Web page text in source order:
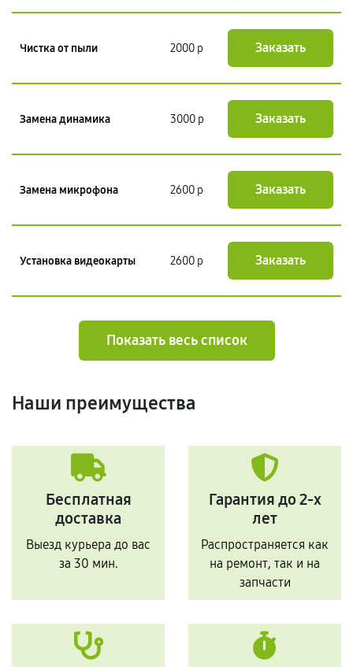
Чистка от пыли 2000 р Заказать
Замена динамика 3000 р Заказать
Замена микрофона 2600 р Заказать
Установка видеокарты 2600 р Заказать
Показать весь список
Наши преимущества
Бесплатная
доставка
Выезд курьера до вас
за 30 мин.
Гарантия до 2-х
лет
Распространяется как
на ремонт, так и на
запчасти